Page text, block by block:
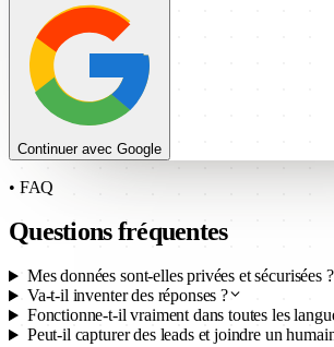
Continuer avec Google
• FAQ
Questions fréquentes
Mes données sont-elles privées et sécurisées ?
Va-t-il inventer des réponses ?
Fonctionne-t-il vraiment dans toutes les
Peut-il capturer des leads et joindre un